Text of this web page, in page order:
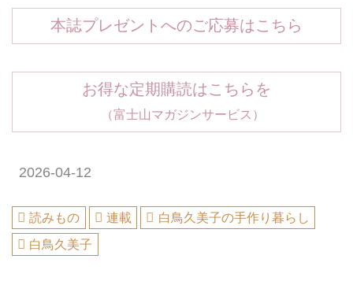
本誌プレゼントへのご応募はこちら
お得な定期購読はこちらを
（富士山マガジンサービス）
2026-04-12
読みもの 連載
白鳥久美子の手作り暮らし
白鳥久美子